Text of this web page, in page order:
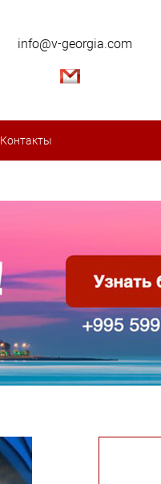
info@v-georgia.com
Контакты